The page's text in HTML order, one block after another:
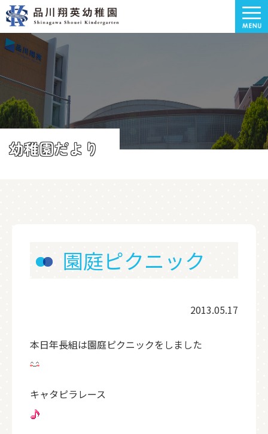
幼稚園だより
園庭ピクニック
2013.05.17
本日年長組は園庭ピクニックをしました
キャタピラレース